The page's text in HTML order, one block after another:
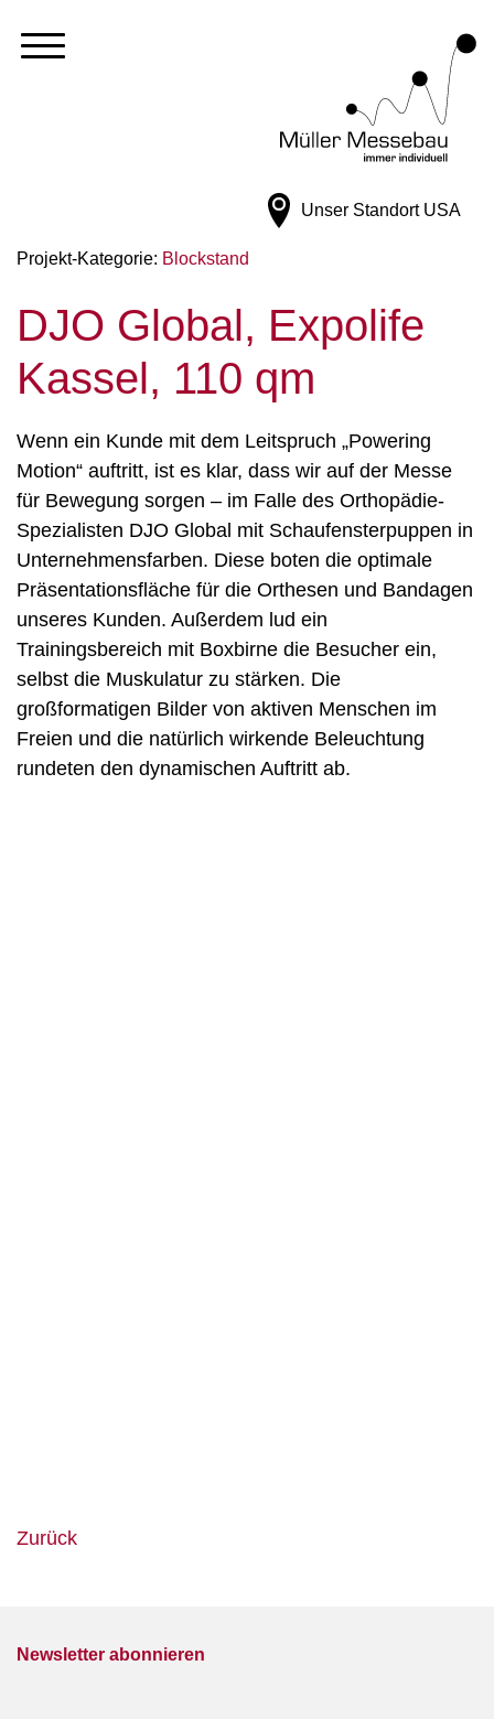
Unser Standort USA
Projekt-Kategorie: Blockstand
DJO Global, Expolife
Kassel, 110 qm
Wenn ein Kunde mit dem Leitspruch „Powering
Motion“ auftritt, ist es klar, dass wir auf der Messe
für Bewegung sorgen – im Falle des Orthopädie-
Spezialisten DJO Global mit Schaufensterpuppen in
Unternehmensfarben. Diese boten die optimale
Präsentationsfläche für die Orthesen und Bandagen
unseres Kunden. Außerdem lud ein
Trainingsbereich mit Boxbirne die Besucher ein,
selbst die Muskulatur zu stärken. Die
großformatigen Bilder von aktiven Menschen im
Freien und die natürlich wirkende Beleuchtung
rundeten den dynamischen Auftritt ab.
Zurück
Newsletter abonnieren